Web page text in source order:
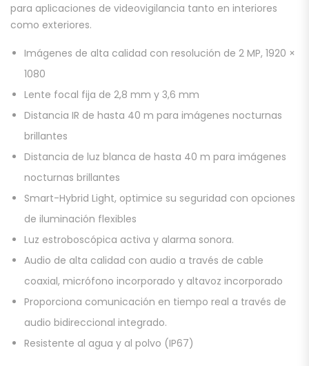
para aplicaciones de videovigilancia tanto en interiores
como exteriores.
Imágenes de alta calidad con resolución de 2 MP, 1920 ×
1080
Lente focal fija de 2,8 mm y 3,6 mm
Distancia IR de hasta 40 m para imágenes nocturnas
brillantes
Distancia de luz blanca de hasta 40 m para imágenes
nocturnas brillantes
Smart-Hybrid Light, optimice su seguridad con opciones
de iluminación flexibles
Luz estroboscópica activa y alarma sonora.
Audio de alta calidad con audio a través de cable
coaxial, micrófono incorporado y altavoz incorporado
Proporciona comunicación en tiempo real a través de
audio bidireccional integrado.
Resistente al agua y al polvo (IP67)